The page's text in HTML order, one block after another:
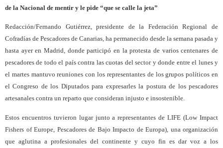
de la Nacional de mentir y le pide “que se calle la jeta”
Redacción/Fernando Gutiérrez, presidente de la Federación Regional de
Cofradías de Pescadores de Canarias, ha permanecido desde la semana pasada y
hasta ayer en Madrid, donde participó en la protesta de varios centenares de
pescadores de todo el país contra las cuotas del sector y donde entre el lunes y
el martes mantuvo reuniones con los representantes de los grupos políticos en
el Congreso de los Diputados para expresarles la postura de los pescadores
artesanales contra un reparto que consideran injusto e insostenible.
Estos encuentros tuvieron lugar junto a representantes de LIFE (Low Impact
Fishers of Europe, Pescadores de Bajo Impacto de Europa), una organización
que aglutina a profesionales del continente y cuyo fin es dar voz a los